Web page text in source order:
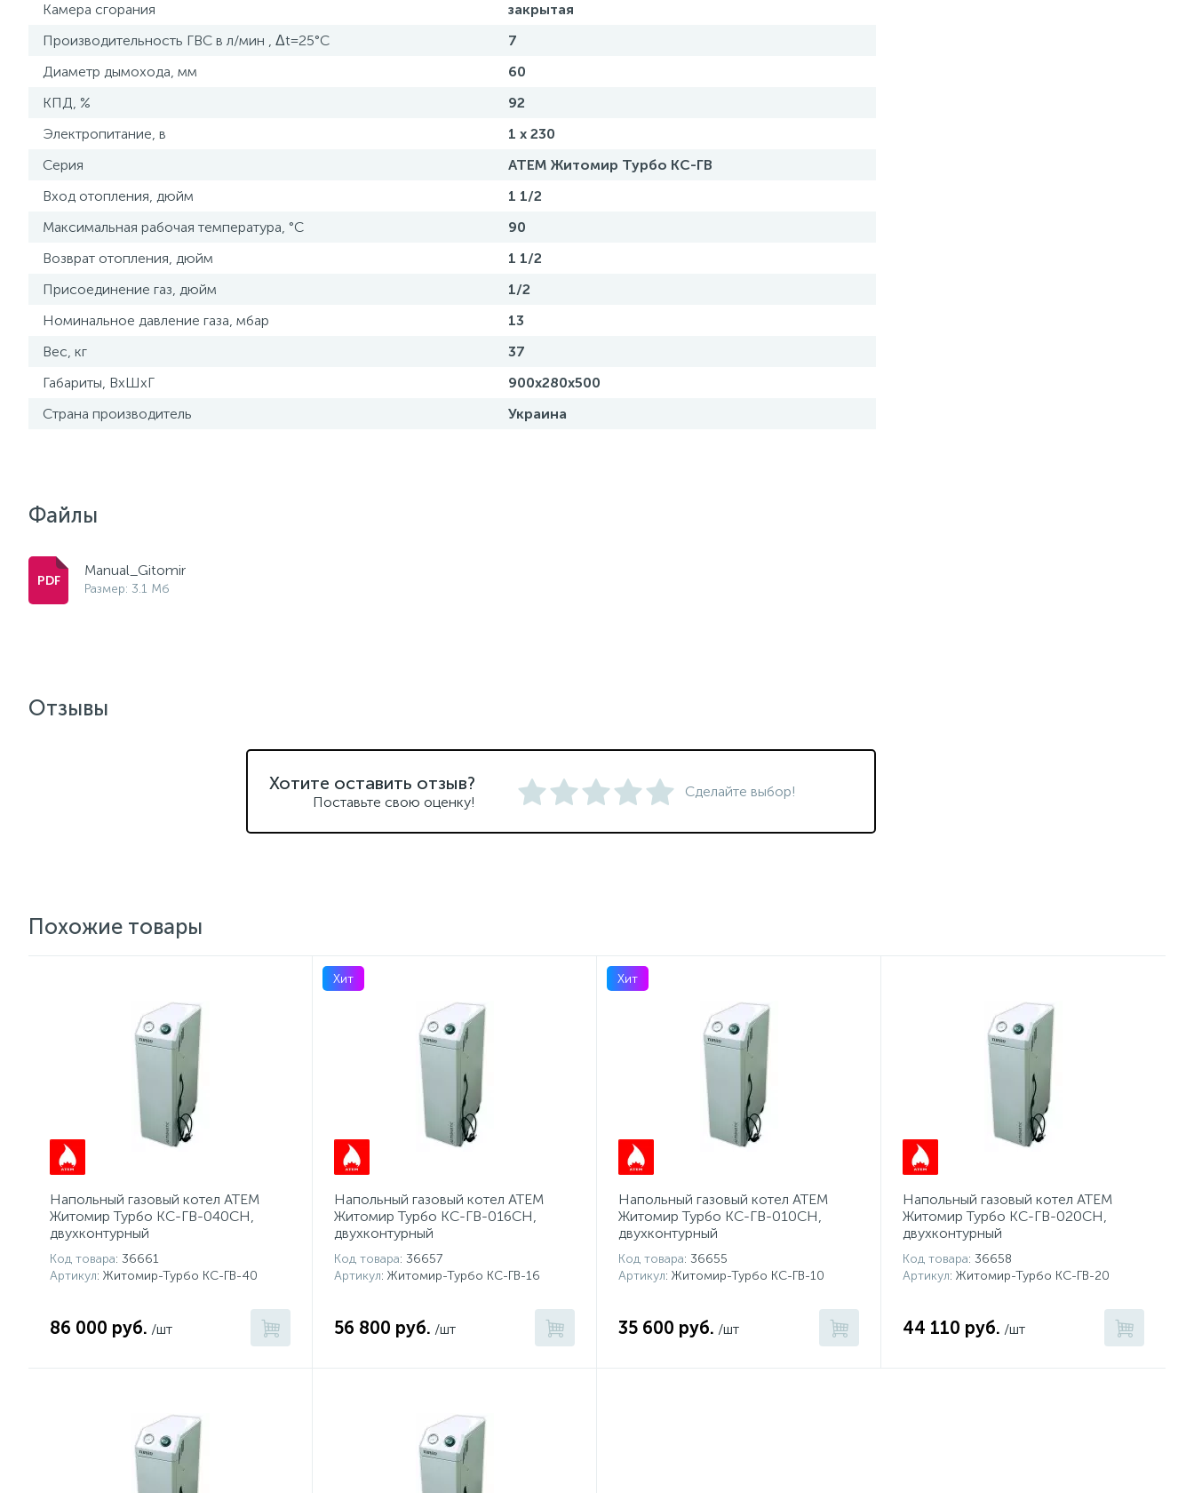
Камера сгорания
закрытая
Производительность ГВС в л/мин , Δt=25°C
7
Диаметр дымохода, мм
60
КПД, %
92
Электропитание, в
1 x 230
Серия
АТЕМ Житомир Турбо КС-ГВ
Вход отопления, дюйм
1 1/2
Максимальная рабочая температура, °С
90
Возврат отопления, дюйм
1 1/2
Присоединение газ, дюйм
1/2
Номинальное давление газа, мбар
13
Вес, кг
37
Габариты, ВхШхГ
900х280х500
Страна производитель
Украина
Файлы
Manual_Gitomir
Размер: 3.1 Мб
Отзывы
Хотите оставить отзыв?
Поставьте свою оценку!
Сделайте выбор!
Похожие товары
Напольный газовый котел АТЕМ
Житомир Турбо КС-ГВ-040СН,
двухконтурный
Код товара: 36661
Артикул: Житомир-Турбо КС-ГВ-40
86 000 руб. /шт
Хит
Напольный газовый котел АТЕМ
Житомир Турбо КС-ГВ-016СН,
двухконтурный
Код товара: 36657
Артикул: Житомир-Турбо КС-ГВ-16
56 800 руб. /шт
Хит
Напольный газовый котел АТЕМ
Житомир Турбо КС-ГВ-010СН,
двухконтурный
Код товара: 36655
Артикул: Житомир-Турбо КС-ГВ-10
35 600 руб. /шт
Напольный газовый котел АТЕМ
Житомир Турбо КС-ГВ-020СН,
двухконтурный
Код товара: 36658
Артикул: Житомир-Турбо КС-ГВ-20
44 110 руб. /шт